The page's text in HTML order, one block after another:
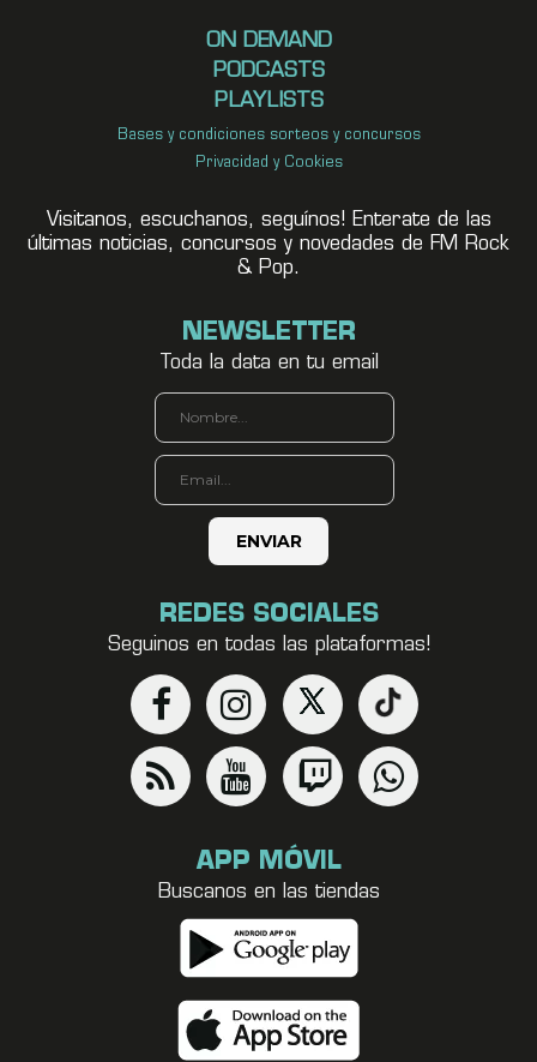
ON DEMAND
PODCASTS
PLAYLISTS
Bases y condiciones sorteos y concursos
Privacidad y Cookies
Visitanos, escuchanos, seguínos! Enterate de las
últimas noticias, concursos y novedades de FM Rock
& Pop.
NEWSLETTER
Toda la data en tu email
REDES SOCIALES
Seguinos en todas las plataformas!
APP MÓVIL
Buscanos en las tiendas